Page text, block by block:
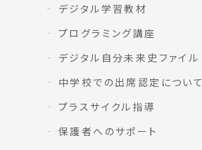
デジタル学習教材
プログラミング講座
デジタル自分未来史ファイル
中学校での出席認定について
プラスサイクル指導
保護者へのサポート